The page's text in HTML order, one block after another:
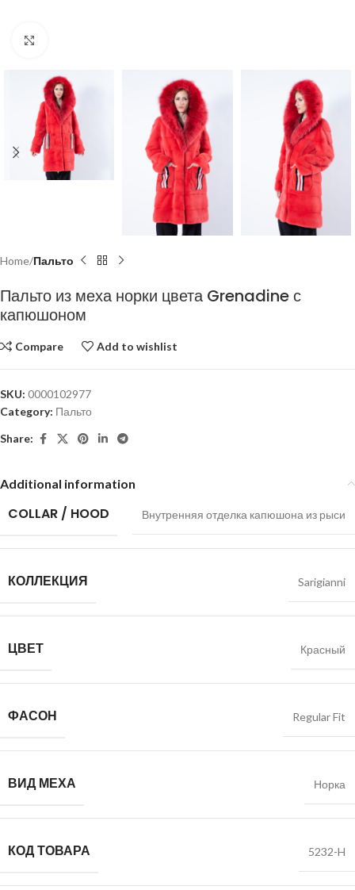
Home Пальто
Пальто из меха норки цвета Grenadine с
капюшоном
Compare Add to wishlist
SKU: 0000102977
Category: Пальто
Share:
Additional information
COLLAR / HOOD Внутренняя отделка капюшона из рыси
КОЛЛЕКЦИЯ Sarigianni
ЦВЕТ Красный
ФАСОН Regular Fit
ВИД МЕХА Норка
КОД ТОВАРА 5232-H